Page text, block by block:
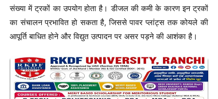
संख्या में ट्रकों का उपयोग होता है। डीजल की कमी के कारण इन ट्रकों
का संचालन प्रभावित हो सकता है, जिससे पावर प्लांट्स तक कोयले की
आपूर्ति बाधित होने और विद्युत उत्पादन पर असर पड़ने की आशंका है।